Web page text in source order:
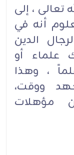
تعالى ، إلى
أنه في
الدين
علماء أو
، وهذا
ووقت،
مؤهلات